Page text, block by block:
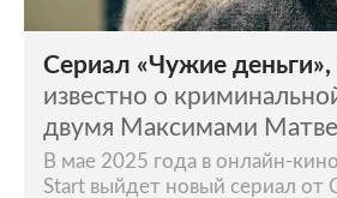
Сериал «Чужие деньги»,
известно о
двумя Максимами
В мае 2025 года в онлайн-
Start выйдет новый сериал от